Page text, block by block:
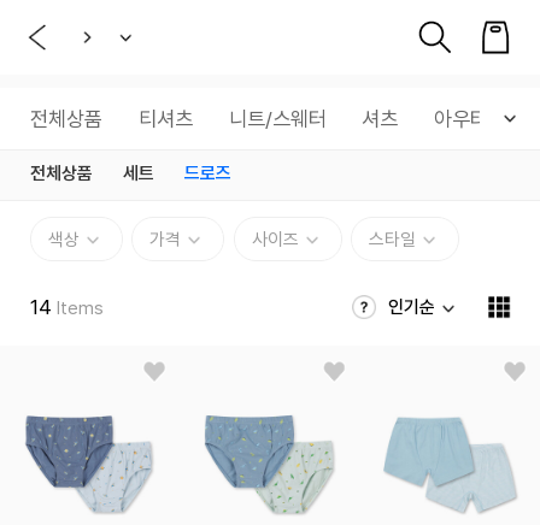
전체상품 티셔츠 니트/스웨터 셔츠 아우터
전체상품 세트 드로즈
색상 가격 사이즈 스타일
14 Items 인기순